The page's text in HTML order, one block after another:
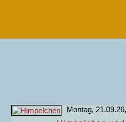
Montag,